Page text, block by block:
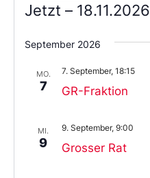
Jetzt – 18.11.2026
Sie
das
aus.
September 2026
MO.
7 GR-Fraktion
7. September, 18:15
MI.
9 Grosser Rat
9. September, 9:00